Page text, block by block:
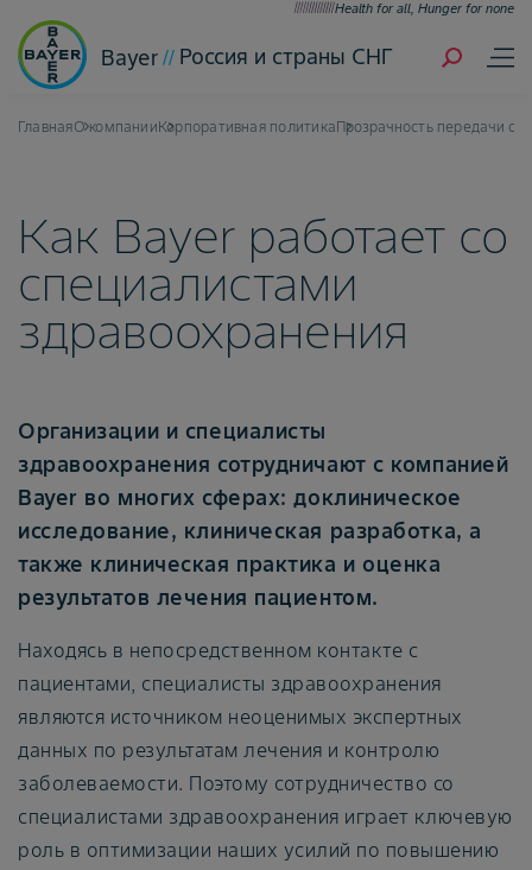
Health for all, Hunger for none
Bayer Россия и страны СНГ
ГлавнаяО компанииКорпоративная политикаПрозрачность передачи
Как Bayer работает со
специалистами
здравоохранения
Организации и специалисты
здравоохранения сотрудничают с компанией
Bayer во многих сферах: доклиническое
исследование, клиническая разработка, а
также клиническая практика и оценка
результатов лечения пациентом.
Находясь в непосредственном контакте с
пациентами, специалисты здравоохранения
являются источником неоценимых экспертных
данных по результатам лечения и контролю
заболеваемости. Поэтому сотрудничество со
специалистами здравоохранения играет ключевую
роль в оптимизации наших усилий по повышению